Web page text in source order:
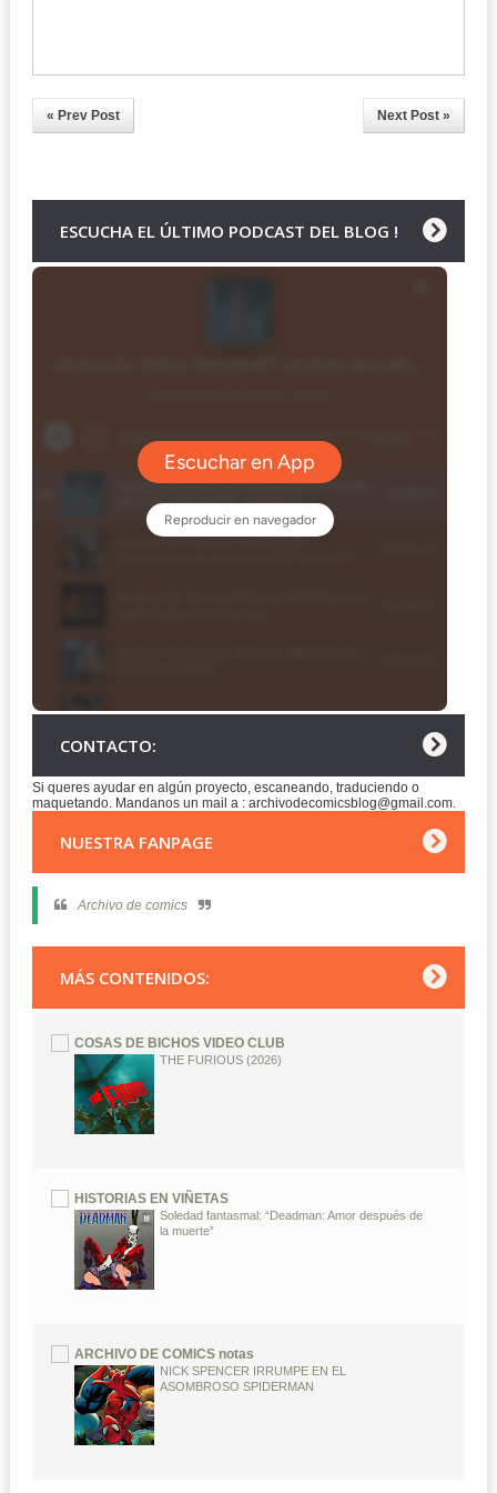
« Prev Post Next Post »
ESCUCHA EL ÚLTIMO PODCAST DEL BLOG !
CONTACTO:
Si queres ayudar en algún proyecto, escaneando, traduciendo o
maquetando. Mandanos un mail a : archivodecomicsblog@gmail.com.
NUESTRA FANPAGE
Archivo de comics
MÁS CONTENIDOS:
COSAS DE BICHOS VIDEO CLUB
THE FURIOUS (2026)
HISTORIAS EN VIÑETAS
Soledad fantasmal: “Deadman: Amor después de
la muerte”
ARCHIVO DE COMICS notas
NICK SPENCER IRRUMPE EN EL
ASOMBROSO SPIDERMAN